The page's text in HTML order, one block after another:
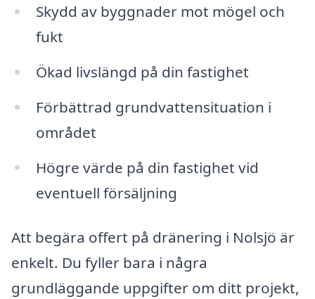
Skydd av byggnader mot mögel och
fukt
Ökad livslängd på din fastighet
Förbättrad grundvattensituation i
området
Högre värde på din fastighet vid
eventuell försäljning
Att begära offert på dränering i Nolsjö är
enkelt. Du fyller bara i några
grundläggande uppgifter om ditt projekt,